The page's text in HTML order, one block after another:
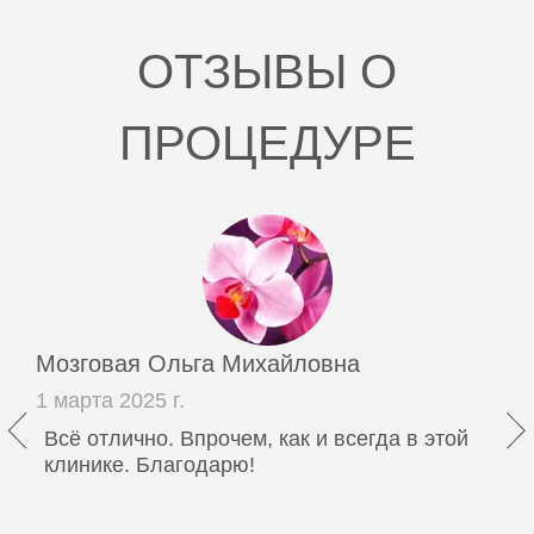
32 000 руб.
ткани Ньювиа (Neauvia) 2,5 мл
Введение искусственных имплантатов в мягкие
ткани Ньювиа (Neauvia) 5,0 мл
50 000 руб.
0002441
Введение искусственных имплантатов в мягкие
ткани Ньювиа (Neauvia) Intense LV 1 мл
ОТЗЫВЫ О
ПРОЦЕДУРЕ
Мозговая Ольга Михайловна
1 марта 2025 г.
Всё отлично. Впрочем, как и всегда в этой
клинике. Благодарю!